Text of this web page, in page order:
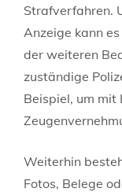
Strafverfahren.
Anzeige kann
der weiteren
zuständige
Beispiel, um mit
Weiterhin
Fotos, Belege